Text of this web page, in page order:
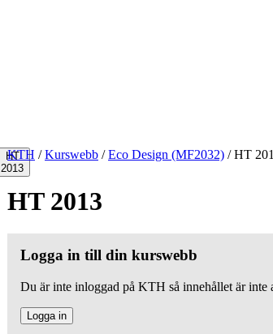
HT
2013
KTH / Kurswebb / Eco Design (MF2032) /HT
HT 2013
Logga in till din kurswebb
Du är inte inloggad på KTH så innehållet är inte
Logga in